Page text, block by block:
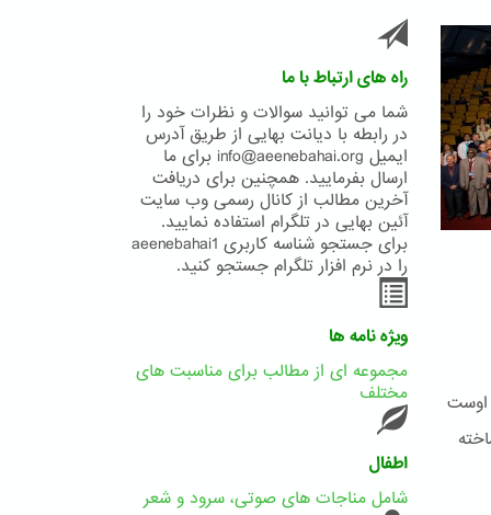
اوست
راه های ارتباط با ما
شما می توانید سوالات و نظرات خود را
در رابطه با دیانت بهایی از طریق آدرس
ایمیل info@aeenebahai.org برای ما
ارسال بفرمایید. همچنین برای دریافت
آخرین مطالب از کانال رسمی وب سایت
آئین بهایی در تلگرام استفاده نمایید.
برای جستجو شناسه کاربری aeenebahai1
را در نرم افزار تلگرام جستجو کنید.
ویژه نامه ها
مجموعه ای از مطالب برای مناسبت های
مختلف
اطفال
شامل مناجات های صوتی، سرود و شعر